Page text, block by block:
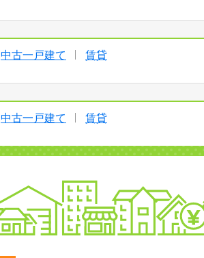
中古一戸建て 賃貸
中古一戸建て 賃貸